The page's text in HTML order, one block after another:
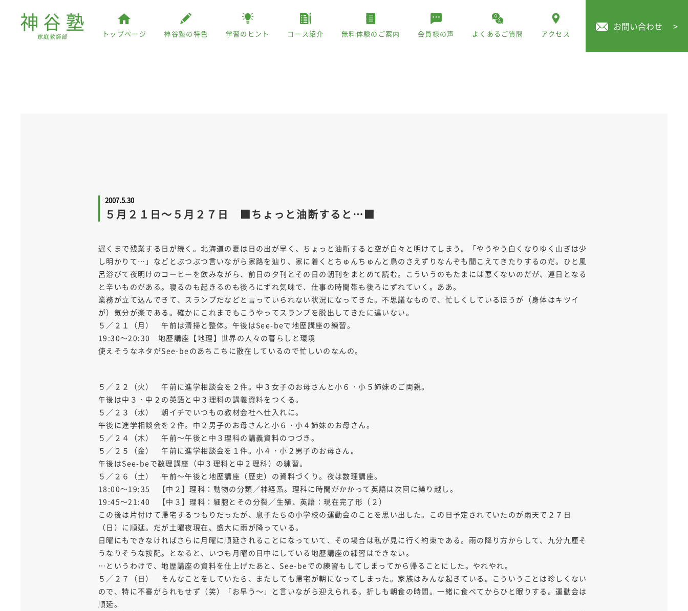
トップページ 神谷塾の特色 学習のヒント コース紹介 無料体験のご案内 会員様の声 よくあるご質問 アクセス
お問い合わせ >
2007.5.30
５月２１日～５月２７日 ■ちょっと油断すると…■
遅くまで残業する日が続く。北海道の夏は日の出が早く、ちょっと油断すると空が白々と明けてしまう。「やうやう白くなりゆく山ぎは少
し明かりて…」などとぶつぶつ言いながら家路を辿り、家に着くとちゅんちゅんと鳥のさえずりなんぞも聞こえてきたりするのだ。ひと風
呂浴びて夜明けのコーヒーを飲みながら、前日の夕刊とその日の朝刊をまとめて読む。こういうのもたまには悪くないのだが、連日となる
と辛いものがある。寝るのも起きるのも後ろにずれ気味で、仕事の時間帯も後ろにずれていく。ああ。
業務が立て込んできて、スランプだなどと言っていられない状況になってきた。不思議なもので、忙しくしているほうが（身体はキツイ
が）気分が楽である。確かにこれまでもこうやってスランプを脱出してきたに違いない。
５／２１（月） 午前は清掃と整体。午後はSee-beで地歴講座の練習。
19:30～20:30 地歴講座【地理】世界の人々の暮らしと環境
使えそうなネタがSee-beのあちこちに散在しているので忙しいのなんの。
５／２２（火） 午前に進学相談会を２件。中３女子のお母さんと小６・小５姉妹のご両親。
午後は中３・中２の英語と中３理科の講義資料をつくる。
５／２３（水） 朝イチでいつもの教材会社へ仕入れに。
午後に進学相談会を２件。中２男子のお母さんと小６・小４姉妹のお母さん。
５／２４（木） 午前～午後と中３理科の講義資料のつづき。
５／２５（金） 午前に進学相談会を１件。小４・小２男子のお母さん。
午後はSee-beで数理講座（中３理科と中２理科）の練習。
５／２６（土） 午前～午後と地歴講座（歴史）の資料づくり。夜は数理講座。
18:00～19:35 【中２】理科：動物の分類／神経系。理科に時間がかかって英語は次回に繰り越し。
19:45～21:40 【中３】理科：細胞とその分裂／生殖、英語：現在完了形（２）
この後は片付けて帰宅するつもりだったが、息子たちの小学校の運動会のことを思い出した。この日予定されていたのが雨天で２７日
（日）に順延。だが土曜夜現在、盛大に雨が降っている。
日曜にもできなければさらに月曜に順延されることになっていて、その場合は私が見に行く約束である。雨の降り方からして、九分九厘そ
うなりそうな按配。となると、いつも月曜の日中にしている地歴講座の練習はできない。
…というわけで、地歴講座の資料を仕上げたあと、See-beでの練習もしてしまってから帰ることにした。やれやれ。
５／２７（日） そんなことをしていたら、またしても帰宅が朝になってしまった。家族はみんな起きている。こういうことは珍しくない
ので、特に不審がられもせず（笑）「お早う～」と言いながら迎えられる。折しも朝食の時間。一緒に食べてからひと眠りする。運動会は
順延。